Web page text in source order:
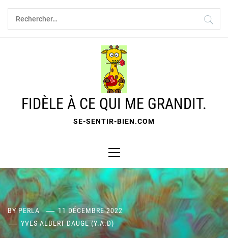
Skip
content
Rechercher :
FIDÈLE À CE QUI ME GRANDIT.
SE-SENTIR-BIEN.COM
Menu
BYPERLA
11 DÉCEMBRE 2022
YVES ALBERT DAUGE (Y.A.D)